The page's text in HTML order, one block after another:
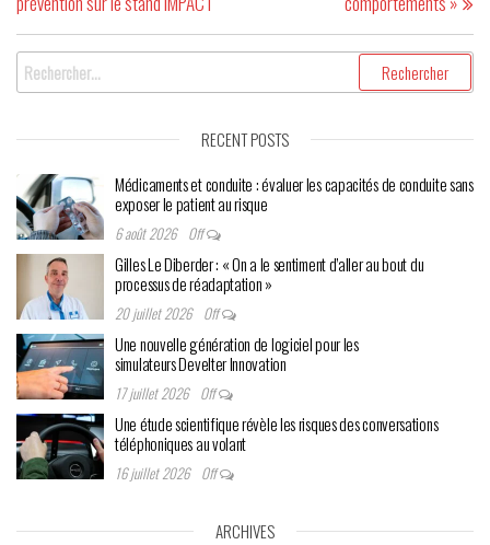
RECENT POSTS
Médicaments et conduite : évaluer les capacités de conduite sans
exposer le patient au risque
6 août 2026 Off
Gilles Le Diberder : « On a le sentiment d’aller au bout du
processus de réadaptation »
20 juillet 2026 Off
Une nouvelle génération de logiciel pour les
simulateurs Develter Innovation
17 juillet 2026 Off
Une étude scientifique révèle les risques des conversations
téléphoniques au volant
16 juillet 2026 Off
ARCHIVES